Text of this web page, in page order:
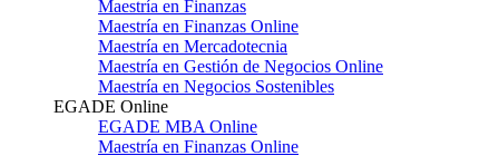
Maestría en Finanzas
Maestría en Finanzas Online
Maestría en Mercadotecnia
Maestría en Gestión de Negocios Online
Maestría en Negocios Sostenibles
EGADE Online
EGADE MBA Online
Maestría en Finanzas Online